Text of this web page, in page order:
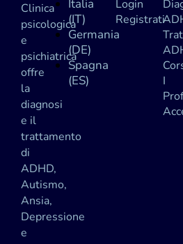
Clinica
psicologica
e
psichiatrica
offre
la
diagnosi
e il
trattamento
di
ADHD,
Autismo,
Ansia,
Depressione
e
Italia
(IT)
Germania
(DE)
Spagna
(ES)
Login
Registrati
I